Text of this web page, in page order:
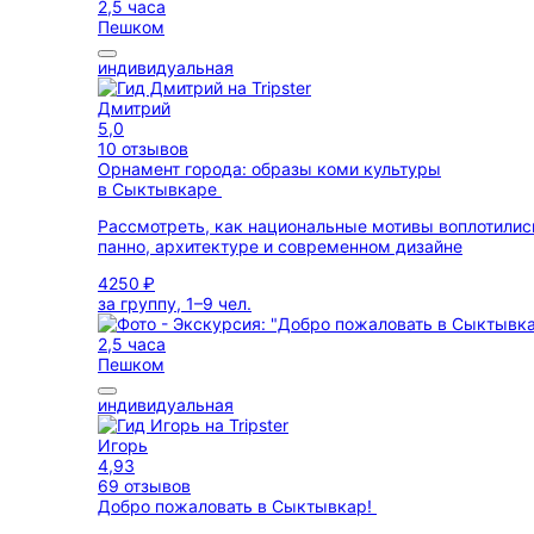
2,5 часа
Пешком
индивидуальная
Дмитрий
5,0
10 отзывов
Орнамент города: образы коми культуры
в Сыктывкаре
Рассмотреть, как национальные мотивы
панно, архитектуре и современном дизайне
4250 ₽
за группу, 1–9 чел.
2,5 часа
Пешком
индивидуальная
Игорь
4,93
69 отзывов
Добро пожаловать в Сыктывкар!